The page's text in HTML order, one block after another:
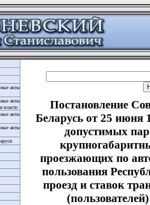
акты
акты
власти
акты
акты
Постановление
Беларусь от 25
допустимых
проезжающих по
пользования
проезд и ставок